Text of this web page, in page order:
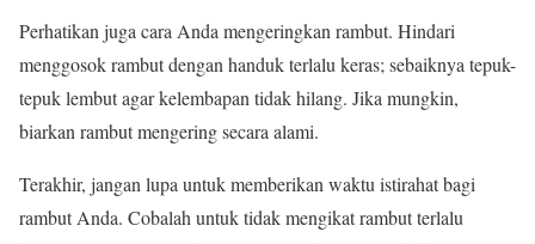
Perhatikan juga cara Anda mengeringkan rambut. Hindari
menggosok rambut dengan handuk terlalu keras; sebaiknya tepuk-
tepuk lembut agar kelembapan tidak hilang. Jika mungkin,
biarkan rambut mengering secara alami.
Terakhir, jangan lupa untuk memberikan waktu istirahat bagi
rambut Anda. Cobalah untuk tidak mengikat rambut terlalu